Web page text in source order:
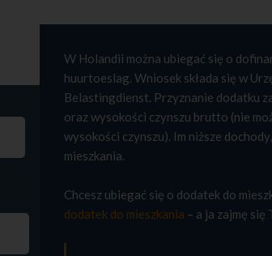
W Holandii można ubiegać się o
huurtoeslag. Wniosek składa się w
Belastingdienst. Przyznanie dodatku
oraz wysokości czynszu brutto (nie
wysokości czynszu). Im niższe
mieszkania.
Chcesz ubiegać się o dodatek do
dodatek do mieszkania – a ja zajmę się